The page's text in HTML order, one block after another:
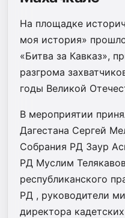
На площадке
моя история»
«Битва за Кавказ»,
разгрома
годы Великой
В мероприятии
Дагестана Сергей
Собрания РД Заур
РД Муслим
республиканского
РД , руководители
директора